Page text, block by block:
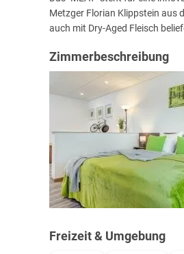
Metzger Florian Klippstein aus
auch mit Dry-Aged Fleisch
Zimmerbeschreibung
Freizeit & Umgebung